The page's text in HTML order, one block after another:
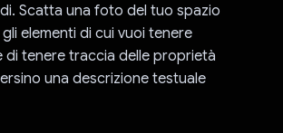
Scatta una foto del tuo spazio
elementi di cui vuoi tenere
di tenere traccia delle proprietà
una descrizione testuale